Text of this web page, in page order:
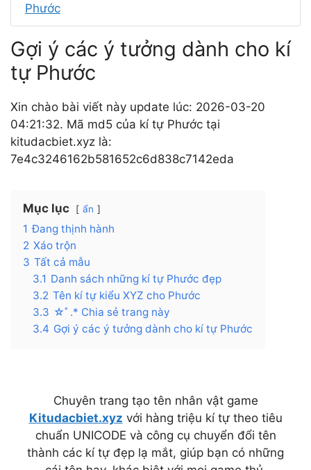
Phước
Gợi ý các ý tưởng dành cho kí
tự Phước
Xin chào bài viết này update lúc: 2026-03-20
04:21:32. Mã md5 của kí tự Phước tại
kitudacbiet.xyz là:
7e4c3246162b581652c6d838c7142eda
Mục lục ẩn
1 Đang thịnh hành
2 Xáo trộn
3 Tất cả mẫu
3.1 Danh sách những kí tự Phước đẹp
3.2 Tên kí tự kiểu XYZ cho Phước
3.3 ☆ﾟ.* Chia sẻ trang này
3.4 Gợi ý các ý tưởng dành cho kí tự Phước
Chuyên trang tạo tên nhân vật game
Kitudacbiet.xyz với hàng triệu kí tự theo tiêu
chuẩn UNICODE và công cụ chuyển đổi tên
thành các kí tự đẹp lạ mắt, giúp bạn có những